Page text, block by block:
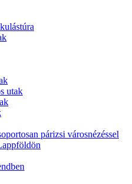
utak
párizsi városnézéssel